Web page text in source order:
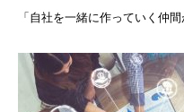
「自社を一緒に作っていく仲